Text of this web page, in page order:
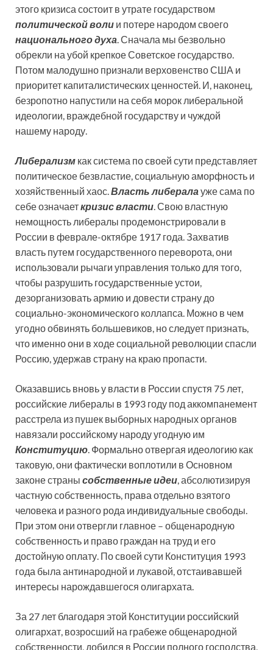
этого кризиса состоит в утрате государством
политической воли и потере народом своего
национального духа. Сначала мы безвольно
обрекли на убой крепкое Советское государство.
Потом малодушно признали верховенство США и
приоритет капиталистических ценностей. И, наконец,
безропотно напустили на себя морок либеральной
идеологии, враждебной государству и чуждой
нашему народу.
Либерализм как система по своей сути представляет
политическое безвластие, социальную аморфность и
хозяйственный хаос.Власть либералауже сама по
себе означаеткризис власти. Свою властную
немощность либералы продемонстрировали в
России в феврале-октябре 1917 года. Захватив
власть путем государственного переворота, они
использовали рычаги управления только для того,
чтобы разрушить государственные устои,
дезорганизовать армию и довести страну до
социально-экономического коллапса. Можно в чем
угодно обвинять большевиков, но следует признать,
что именно они в ходе социальной революции спасли
Россию, удержав страну на краю пропасти.
Оказавшись вновь у власти в России спустя 75 лет,
российские либералы в 1993 году под аккомпанемент
расстрела из пушек выборных народных органов
навязали российскому народу угодную им
Конституцию. Формально отвергая идеологию как
таковую, они фактически воплотили в Основном
законе страны собственные идеи, абсолютизируя
частную собственность, права отдельно взятого
человека и разного рода индивидуальные свободы.
При этом они отвергли главное – общенародную
собственность и право граждан на труд и его
достойную оплату. По своей сути Конституция 1993
года была антинародной и лукавой, отстаивавшей
интересы нарождавшегося олигархата.
За 27 лет благодаря этой Конституции российский
олигархат, возросший на грабеже общенародной
собственности, добился в России полного господства,